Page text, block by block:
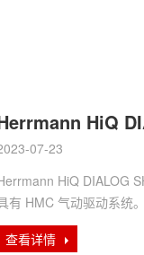
HiQ
07-23
HiQ DIALOG
有 HMC 气动驱动系统。
查看详情